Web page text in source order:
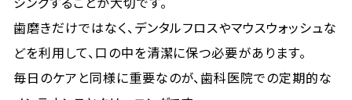
歯磨きだけではなく、デンタルフロスやマウスウォッシュな
どを利用して、口の中を清潔に保つ必要があります。
毎日のケアと同様に重要なのが、歯科医院での定期的な